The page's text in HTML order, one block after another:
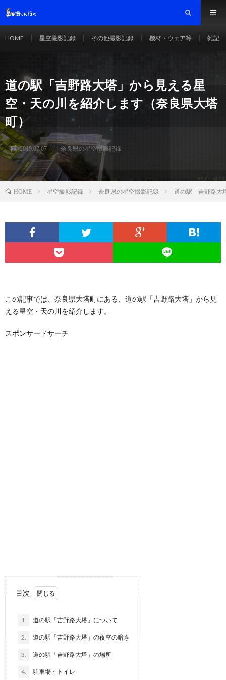
HOME 星空撮影記録 その他撮影記録 機材・ウェア等 雑記
道の駅「吉野路大塔」から見える星
空・天の川を紹介します（奈良県大塔
町）
2019.07.07 奈良県の星空撮影記録
HOME 星空撮影記録 奈良県の星空撮影記録 道の駅「吉野路大
この記事では、奈良県大塔町にある、道の駅「吉野路大塔」から見
える星空・天の川を紹介します。
スポンサードサーチ
目次
1. 道の駅「吉野路大塔」について
2. 道の駅「吉野路大塔」の夜空の暗さ
3. 道の駅「吉野路大塔」の場所
4. 駐車場・トイレ